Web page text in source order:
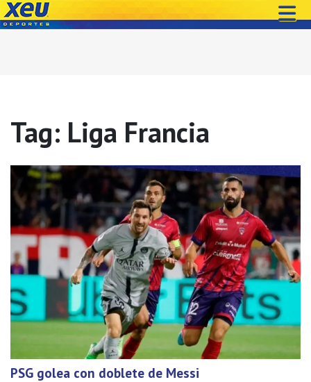
Tag: Liga Francia
PSG golea con doblete de Messi